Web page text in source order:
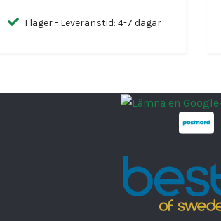
I lager - Leveranstid: 4-7 dagar